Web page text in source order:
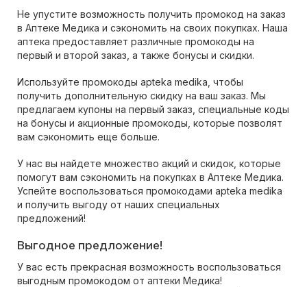
Не упустите возможность получить промокод на заказ
в Аптеке Медика и сэкономить на своих покупках. Наша
аптека предоставляет различные промокоды на
первый и второй заказ, а также бонусы и скидки.
Используйте промокоды apteka medika, чтобы
получить дополнительную скидку на ваш заказ. Мы
предлагаем купоны на первый заказ, специальные коды
на бонусы и акционные промокоды, которые позволят
вам сэкономить еще больше.
У нас вы найдете множество акций и скидок, которые
помогут вам сэкономить на покупках в Аптеке Медика.
Успейте воспользоваться промокодами apteka medika
и получить выгоду от наших специальных
предложений!
Выгодное предложение!
У вас есть прекрасная возможность воспользоваться
выгодным промокодом от аптеки Медика!